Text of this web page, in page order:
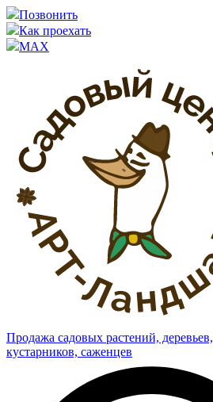
Позвонить
Как проехать
MAX
Продажа садовых растений, деревьев,
кустарников, саженцев